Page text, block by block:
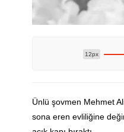
12px
Ünlü şovmen Mehmet
sona eren evliliğine